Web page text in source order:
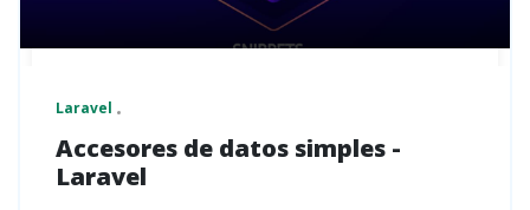
Laravel
Accesores de datos simples -
Laravel